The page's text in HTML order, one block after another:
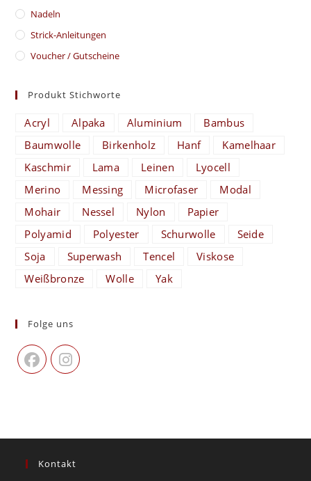
Nadeln
Strick-Anleitungen
Voucher / Gutscheine
Produkt Stichworte
Acryl Alpaka Aluminium
Bambus
Baumwolle
Birkenholz Hanf
Kamelhaar
Kaschmir
Lama Leinen
Lyocell
Merino
Messing Microfaser
Modal
Mohair
Nessel Nylon
Papier
Polyamid
Polyester Schurwolle
Seide
Soja
Superwash Tencel
Viskose
Weißbronze
Wolle Yak
Folge uns
Kontakt